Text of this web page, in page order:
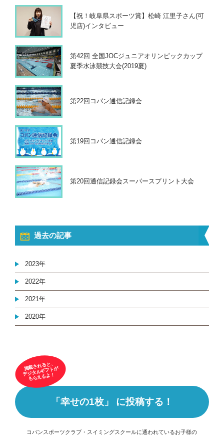
【祝！岐阜県スポーツ賞】松崎 江里子さん(可
児店)インタビュー
第42回 全国JOCジュニアオリンピックカップ
夏季水泳競技大会(2019夏)
第22回コパン通信記録会
第19回コパン通信記録会
第20回通信記録会スーパースプリント大会
過去の記事
2023年
2022年
2021年
2020年
掲載されると、
デジタルギフトが
もらえるよ！
「幸せの1枚」 に投稿する！
コパンスポーツクラブ・スイミングスクールに通われているお子様の